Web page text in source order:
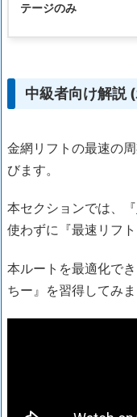
テージのみ
中級者向け解説
金網リフトの最速の
びます。
本セクションでは、『
使わずに『最速リフ
本ルートを最適化で
ちー』を習得してみま